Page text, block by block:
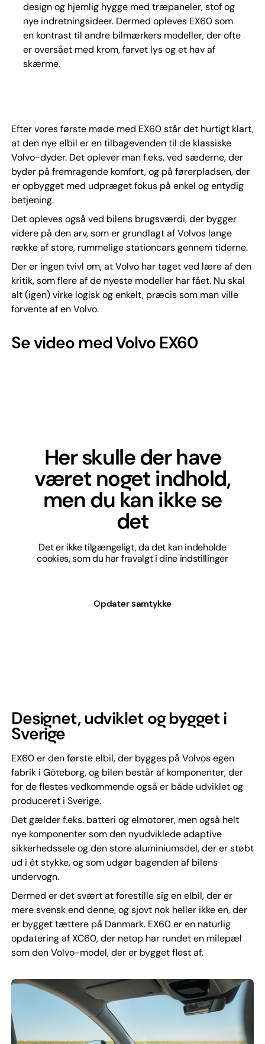
design og hjemlig hygge med træpaneler, stof og
nye indretningsideer. Dermed opleves EX60 som
en kontrast til andre bilmærkers modeller, der ofte
er oversået med krom, farvet lys og et hav af
skærme.
Efter vores første møde med EX60 står det hurtigt klart,
at den nye elbil er en tilbagevenden til de klassiske
Volvo-dyder. Det oplever man f.eks. ved sæderne, der
byder på fremragende komfort, og på førerpladsen, der
er opbygget med udpræget fokus på enkel og entydig
betjening.
Det opleves også ved bilens brugsværdi, der bygger
videre på den arv, som er grundlagt af Volvos lange
række af store, rummelige stationcars gennem tiderne.
Der er ingen tvivl om, at Volvo har taget ved lære af den
kritik, som flere af de nyeste modeller har fået. Nu skal
alt (igen) virke logisk og enkelt, præcis som man ville
forvente af en Volvo.
Se video med Volvo EX60
Her skulle der have
været noget indhold,
men du kan ikke se
det
Det er ikke tilgængeligt, da det kan indeholde
cookies, som du har fravalgt i dine indstillinger
Opdater samtykke
Designet, udviklet og bygget i
Sverige
EX60 er den første elbil, der bygges på Volvos egen
fabrik i Göteborg, og bilen består af komponenter, der
for de flestes vedkommende også er både udviklet og
produceret i Sverige.
Det gælder f.eks. batteri og elmotorer, men også helt
nye komponenter som den nyudviklede adaptive
sikkerhedssele og den store aluminiumsdel, der er støbt
ud i ét stykke, og som udgør bagenden af bilens
undervogn.
Dermed er det svært at forestille sig en elbil, der er
mere svensk end denne, og sjovt nok heller ikke en, der
er bygget tættere på Danmark. EX60 er en naturlig
opdatering af XC60, der netop har rundet en milepæl
som den Volvo-model, der er bygget flest af.